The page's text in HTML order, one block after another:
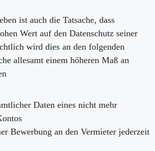
ist auch die Tatsache, dass
Wert auf den Datenschutz seiner
wird dies an den folgenden
allesamt einem höheren Maß an
Daten eines nicht mehr
Bewerbung an den Vermieter jederzeit